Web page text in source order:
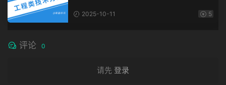
2025-10-11 5
评论 0
请先 登录